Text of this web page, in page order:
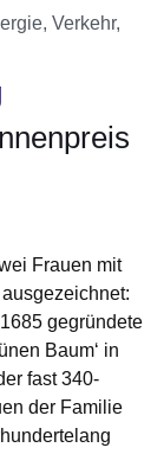
Verkehr,
Frauen mit
gegründete
Baum‘ in
fast 340-
der Familie